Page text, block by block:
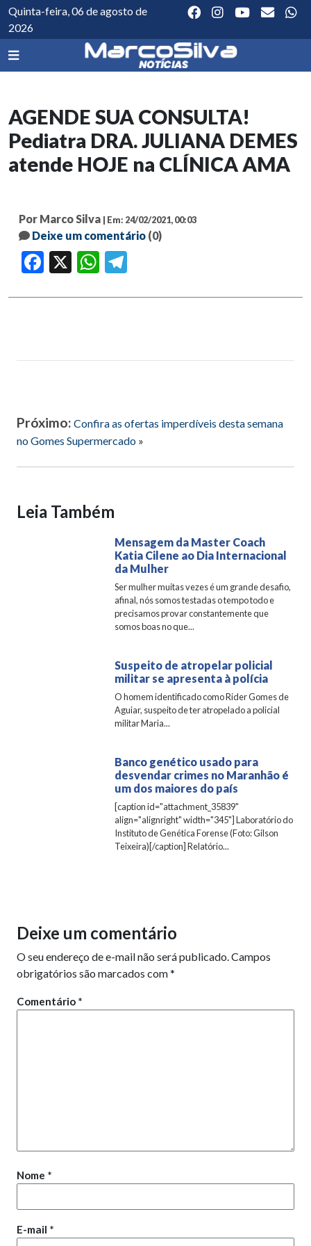
Quinta-feira, 06 de agosto de
2026
AGENDE SUA CONSULTA!
Pediatra DRA. JULIANA DEMES
atende HOJE na CLÍNICA AMA
Por Marco Silva | Em: 24/02/2021, 00:03
Deixe um comentário (0)
Facebook WhatsApp
Próximo: Confira as ofertas imperdíveis desta semana
no Gomes Supermercado »
Leia Também
Mensagem da Master Coach
Katia Cilene ao Dia Internacional
da Mulher
Ser mulher muitas vezes é um grande desafio,
afinal, nós somos testadas o tempo todo e
precisamos provar constantemente que
somos boas no que...
Suspeito de atropelar policial
militar se apresenta à polícia
O homem identificado como Rider Gomes de
Aguiar, suspeito de ter atropelado a policial
militar Maria...
Banco genético usado para
desvendar crimes no Maranhão é
um dos maiores do país
[caption id="attachment_35839"
align="alignright" width="345"] Laboratório do
Instituto de Genética Forense (Foto: Gilson
Teixeira)[/caption] Relatório...
Deixe um comentário
O seu endereço de e-mail não será publicado.Campos
obrigatórios são marcados com*
Comentário *
Nome *
E-mail *